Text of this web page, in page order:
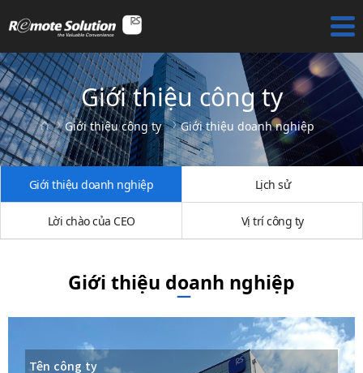
Giới thiệu công ty
Giới thiệu công ty Giới thiệu doanh nghiệp
Giới thiệu doanh nghiệp Lịch sử
Lời chào của CEO Vị trí công ty
Giới thiệu doanh nghiệp
Tên công ty